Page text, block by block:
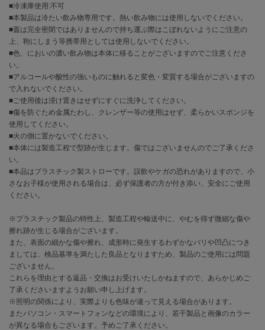
DANSKIN
ダンスキン
EIMY ISTOIRE
エイミー イストワール
emmi
エミ
emmi atelier
エミ アトリエ
emmi yoga
ETRÉ TOKYO
エトレトウキョウ
ey
アイ
FILA
フィラ
■冷凍庫使用:不可
■本製品は冷たい飲み物専用です。熱い飲み物には使用しないでください。
■蓋は完全密閉ではありませんので持ち運ぶ際はこぼれないようにご注意の
上、鞄にしまう等携帯用としては使用しないでください。
■色、においの濃い飲み物は本体に移ることがございますのでご注意くださ
い。
■アルコールや酸性の強いものに触れると変色・変質する場合がございますの
で入れないでください。
■ご使用後は浸け置きはせずにすぐに洗浄してください。
■傷を防ぐため金属たわし、クレンザー等の使用はせず、柔らかいスポンジを
使用してください。
■火の側に置かないでください。
■本体には製造工程で型跡が生じます。傷ではございませんのでご了承くださ
い。
■本品はプラスチック製ストローです。誤飲やケガの恐れがありますので、小
さなお子様が使用される場合は、必ず保護者の方が付き添い、安全にご使用
ください。
※プラスチック製品の特性上、製造工程や輸送中に、やむを得ず微細な傷や
擦れ跡が生じる場合がございます。
また、表面の細かな傷や擦れ、成形時に発生するわずかなバリや凹凸につき
ましては、検品基準を満たした良品となりますため、製品のご使用には問題
ございません。
これらを理由とする返品・交換はお受けいたしかねますので、あらかじめご
了承くださいますようお願い申し上げます。
※照明の関係により、実際よりも色味が違って見える場合があります。
またパソコン・スマートフォンなどの環境により、若干製品と画像のカラー
が異なる場合もございます。予めご了承ください。